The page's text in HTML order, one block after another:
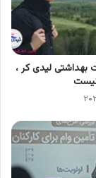
لیدی کر ،